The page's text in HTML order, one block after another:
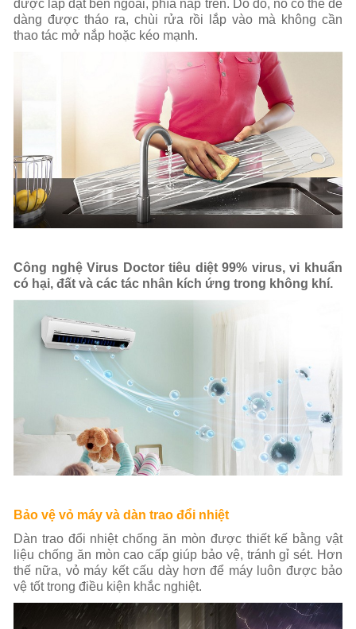
được lắp đặt bên ngoài, phía nắp trên. Do đó, nó có thể dễ
dàng được tháo ra, chùi rửa rồi lắp vào mà không cần
thao tác mở nắp hoặc kéo mạnh.
Công nghệ Virus Doctor tiêu diệt 99% virus, vi khuẩn
có hại, đất và các tác nhân kích ứng trong không khí.
Bảo vệ vỏ máy và dàn trao đổi nhiệt
Dàn trao đổi nhiệt chống ăn mòn được thiết kế bằng vật
liệu chống ăn mòn cao cấp giúp bảo vệ, tránh gỉ sét. Hơn
thế nữa, vỏ máy kết cấu dày hơn để máy luôn được bảo
vệ tốt trong điều kiện khắc nghiệt.